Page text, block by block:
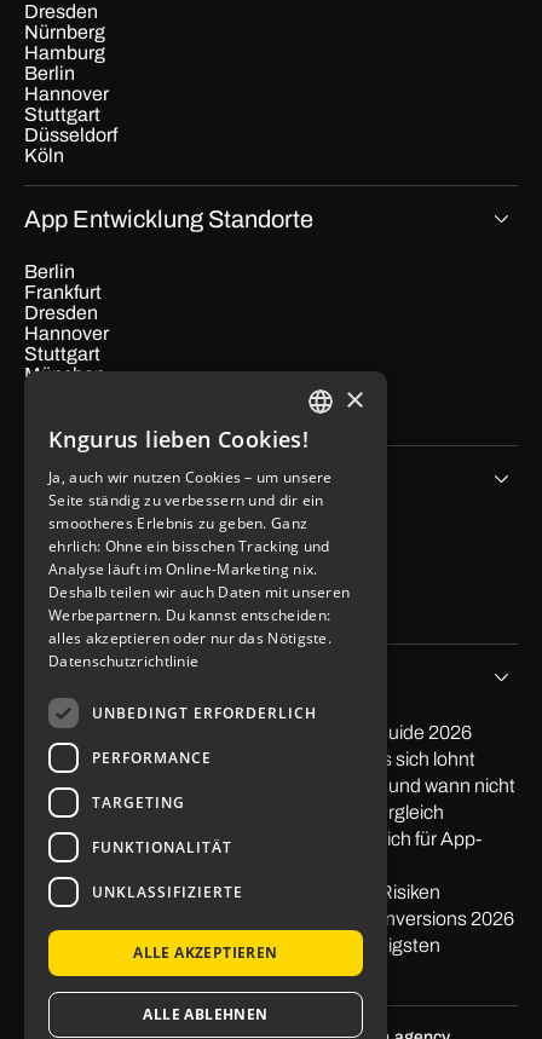
Dresden
Nürnberg
Hamburg
Berlin
Hannover
Stuttgart
Düsseldorf
Köln
App Entwicklung Standorte
Berlin
Frankfurt
Dresden
Hannover
Stuttgart
München
Unternehmen
App Kosten berechen
Blog
Kontakt
Imprint
Data protection
PayPal in App integrieren: Der praktische Guide 2026
Softwareentwicklung Outsourcing: Wann es sich lohnt
Low Code Entwicklung: Wann sie sich lohnt und wann nicht
Mit Apps Geld verdienen 2026: Ehrlicher Vergleich
Nearshore vs. Offshore: Der ehrliche Vergleich für App-
Projekte
Was ist Offshoring? Definition, Beispiele & Risiken
Pagespeed: Auswirkungen auf Traffic & Conversions 2026
Gestaltgesetze im Webdesign: Die 10 wichtigsten
Prinzipien
ENGLISH
×
Kngurus lieben Cookies!
Ja, auch wir nutzen Cookies – um unsere
Seite ständig zu verbessern und dir ein
smootheres Erlebnis zu geben. Ganz
ehrlich: Ohne ein bisschen Tracking und
Analyse läuft im Online-Marketing nix.
Deshalb teilen wir auch Daten mit unseren
Werbepartnern. Du kannst entscheiden:
alles akzeptieren oder nur das Nötigste.
Datenschutzrichtlinie
UNBEDINGT ERFORDERLICH
PERFORMANCE
TARGETING
FUNKTIONALITÄT
UNKLASSIFIZIERTE
ALLE AKZEPTIEREN
ALLE ABLEHNEN